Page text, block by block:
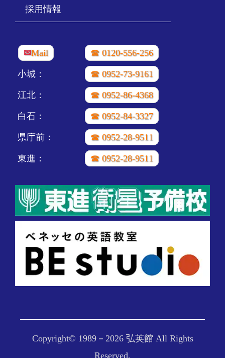
採用情報
✉Mail ☎ 0120-556-256
小城： ☎ 0952-73-9161
江北： ☎ 0952-86-4368
白石： ☎ 0952-84-3327
県庁前： ☎ 0952-28-9511
東進： ☎ 0952-28-9511
Copyright© 1989－ 2026 弘英館 All Rights
Reserved.